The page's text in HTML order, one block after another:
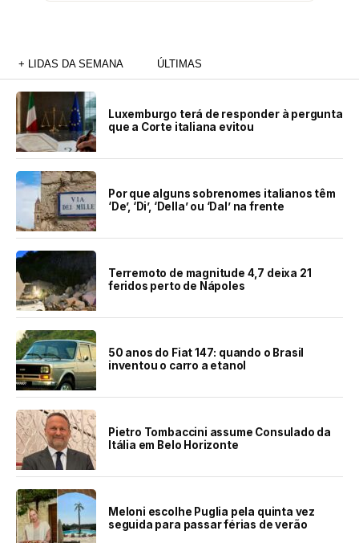
+ LIDAS DA SEMANA ÚLTIMAS
Luxemburgo terá de responder à pergunta
que a Corte italiana evitou
Por que alguns sobrenomes italianos têm
‘De’, ‘Di’, ‘Della’ ou ‘Dal’ na frente
Terremoto de magnitude 4,7 deixa 21
feridos perto de Nápoles
50 anos do Fiat 147: quando o Brasil
inventou o carro a etanol
Pietro Tombaccini assume Consulado da
Itália em Belo Horizonte
Meloni escolhe Puglia pela quinta vez
seguida para passar férias de verão